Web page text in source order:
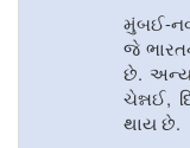
મુંબઈ-
જે
છે. અન્ય
ચેન્નઈ,
થાય છે.